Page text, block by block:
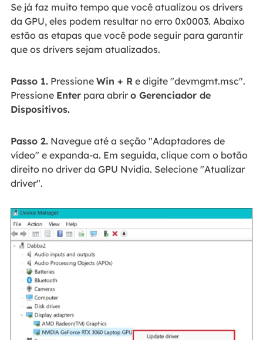
Se já faz muito tempo que você atualizou os drivers
da GPU, eles podem resultar no erro 0x0003. Abaixo
estão as etapas que você pode seguir para garantir
que os drivers sejam atualizados.
Passo 1.Pressione Win + R e digite "devmgmt.msc".
Pressione Enterpara abrir o Gerenciador de
Dispositivos.
Passo 2.Navegue até a seção "Adaptadores de
vídeo" e expanda-a. Em seguida, clique com o botão
direito no driver da GPU Nvidia. Selecione "Atualizar
driver".